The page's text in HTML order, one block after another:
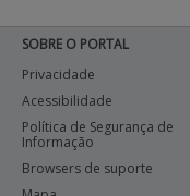
SOBRE O PORTAL
Privacidade
Acessibilidade
Política de Segurança de
Informação
Browsers de suporte